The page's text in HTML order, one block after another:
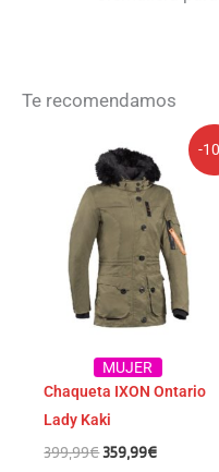
Te recomendamos
-
MUJER
Chaqueta IXON Ontario
Lady Kaki
399,99€
precio
original
era:
399,99€.
359,99€
precio
actual
es:
359,99€.